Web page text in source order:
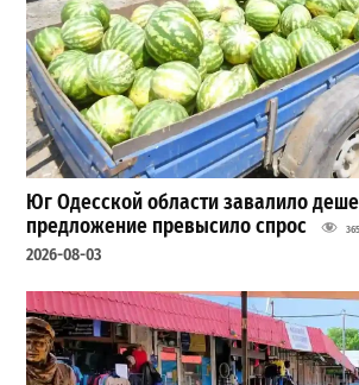
Юг Одесской области завалило
предложение превысило спрос
2026-08-03